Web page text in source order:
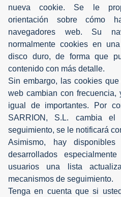
nueva cookie. Se le
orientación sobre cómo
navegadores web. Su
normalmente cookies en
disco duro, de forma que
contenido con más detalle.
Sin embargo, las cookies
web cambian con
igual de importantes. Por
SARRION, S.L. cambia
seguimiento, se le notificará
Asimismo, hay
desarrollados
usuarios una lista
mecanismos de seguimiento.
Tenga en cuenta que si